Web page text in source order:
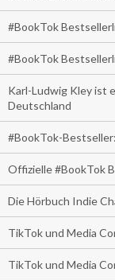
#BookTok
#BookTok
Karl-Ludwig Kley ist
Deutschland
#BookTok-
Offizielle #BookTok
Die Hörbuch Indie
TikTok und Media
TikTok und Media